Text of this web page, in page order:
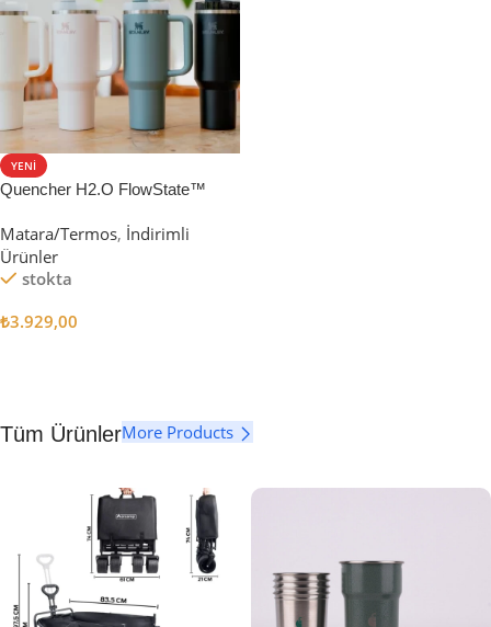
YENI
Quencher H2.O FlowState™
Matara/Termos, İndirimli
Ürünler
stokta
₺3.929,00
Tüm ÜrünlerMore Products